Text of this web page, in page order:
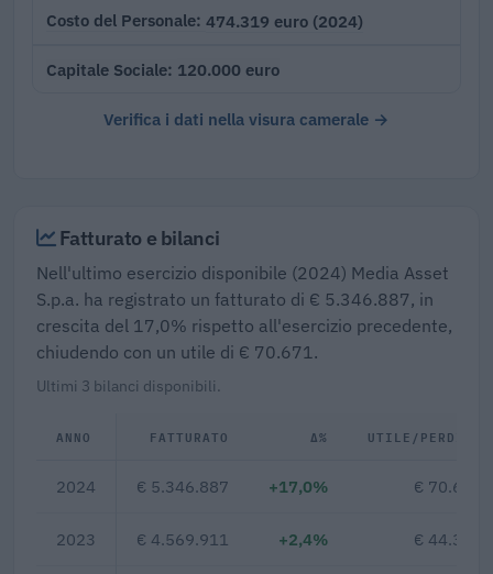
Costo del Personale 474.319 euro (2024)
Capitale Sociale 120.000 euro
Verifica i dati nella visura camerale →
Fatturato e bilanci
Nell'ultimo esercizio disponibile (2024) Media Asset
S.p.a. ha registrato un fatturato di € 5.346.887, in
crescita del 17,0% rispetto all'esercizio precedente,
chiudendo con un utile di € 70.671.
Ultimi 3 bilanci disponibili.
ANNO FATTURATO Δ% UTILE/PERDITA
2024 € 5.346.887 +17,0% € 70.671
2023 € 4.569.911 +2,4% € 44.334